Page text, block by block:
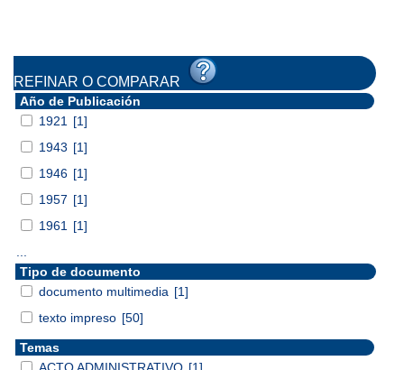
REFINAR O COMPARAR
Año de Publicación
1921
[1]
1943 [1]
1946 [1]
1957 [1]
1961
[1]
Tipo de documento
documento multimedia [1]
texto impreso [50]
Temas
ACTO ADMINISTRATIVO [1]